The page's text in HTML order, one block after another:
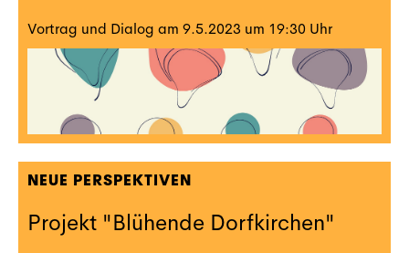
Vortrag und Dialog am 9.5.2023 um 19:30 Uhr
NEUE PERSPEKTIVEN
Projekt "Blühende Dorfkirchen"